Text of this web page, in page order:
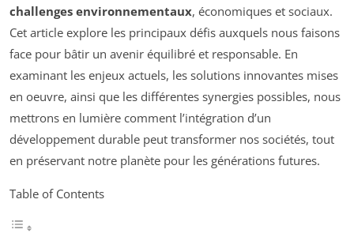
challenges environnementaux, économiques et sociaux.
Cet article explore les principaux défis auxquels nous faisons
face pour bâtir un avenir équilibré et responsable. En
examinant les enjeux actuels, les solutions innovantes mises
en oeuvre, ainsi que les différentes synergies possibles, nous
mettrons en lumière comment l’intégration d’un
développement durable peut transformer nos sociétés, tout
en préservant notre planète pour les générations futures.
Table of Contents